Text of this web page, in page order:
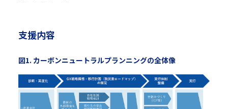
支援内容
図1. カーボンニュートラルプランニングの全体像